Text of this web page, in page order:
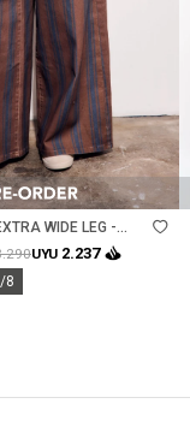
WIDE LEG -
UYU 2.237
8